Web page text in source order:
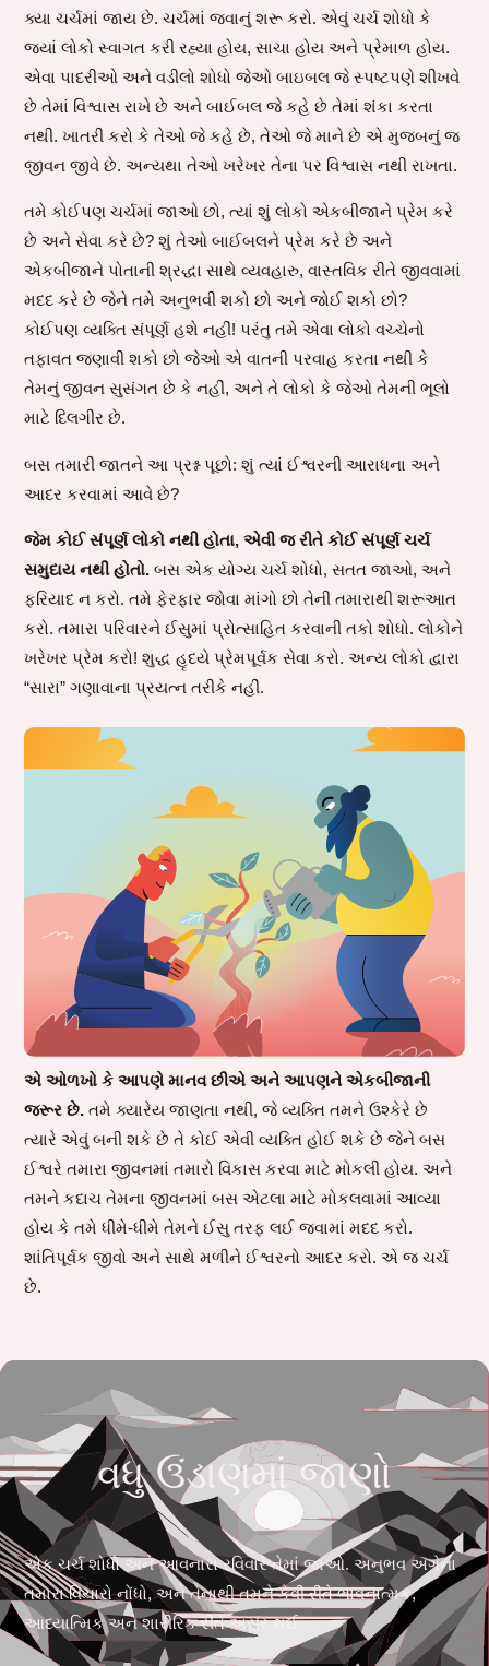
ક્યા ચર્ચમાં જાય છે. ચર્ચમાં જવાનું શરૂ કરો. એવું ચર્ચ શોધો કે
જ્યાં લોકો સ્વાગત કરી રહ્યા હોય, સાચા હોય અને પ્રેમાળ હોય.
એવા પાદરીઓ અને વડીલો શોધો જેઓ બાઇબલ જે સ્પષ્ટપણે શીખવે
છે તેમાં વિશ્વાસ રાખે છે અને બાઈબલ જે કહે છે તેમાં શંકા કરતા
નથી. ખાતરી કરો કે તેઓ જે કહે છે, તેઓ જે માને છે એ મુજબનું જ
જીવન જીવે છે. અન્યથા તેઓ ખરેખર તેના પર વિશ્વાસ નથી રાખતા.
તમે કોઈપણ ચર્ચમાં જાઓ છો, ત્યાં શું લોકો એકબીજાને પ્રેમ કરે
છે અને સેવા કરે છે? શું તેઓ બાઈબલને પ્રેમ કરે છે અને
એકબીજાને પોતાની શ્રદ્ધા સાથે વ્યવહારુ, વાસ્તવિક રીતે જીવવામાં
મદદ કરે છે જેને તમે અનુભવી શકો છો અને જોઈ શકો છો?
કોઈપણ વ્યક્તિ સંપૂર્ણ હશે નહીં! પરંતુ તમે એવા લોકો વચ્ચેનો
તફાવત જણાવી શકો છો જેઓ એ વાતની પરવાહ કરતા નથી કે
તેમનું જીવન સુસંગત છે કે નહીં, અને તે લોકો કે જેઓ તેમની ભૂલો
માટે દિલગીર છે.
બસ તમારી જાતને આ પ્રશ્ન પૂછો: શું ત્યાં ઈશ્વરની આરાધના અને
આદર કરવામાં આવે છે?
જેમ કોઈ સંપૂર્ણ લોકો નથી હોતા, એવી જ રીતે કોઈ સંપૂર્ણ ચર્ચ
સમુદાય નથી હોતો. બસ એક યોગ્ય ચર્ચ શોધો, સતત જાઓ, અને
ફરિયાદ ન કરો. તમે ફેરફાર જોવા માંગો છો તેની તમારાથી શરૂઆત
કરો. તમારા પરિવારને ઈસુમાં પ્રોત્સાહિત કરવાની તકો શોધો. લોકોને
ખરેખર પ્રેમ કરો! શુદ્ધ હૃદયે પ્રેમપૂર્વક સેવા કરો. અન્ય લોકો દ્વારા
“સારા” ગણાવાના પ્રયત્ન તરીકે નહીં.
એ ઓળખો કે આપણે માનવ છીએ અને આપણને એકબીજાની
જરૂર છે. તમે ક્યારેય જાણતા નથી, જે વ્યક્તિ તમને ઉશ્કેરે છે
ત્યારે એવું બની શકે છે તે કોઈ એવી વ્યક્તિ હોઈ શકે છે જેને બસ
ઈશ્વરે તમારા જીવનમાં તમારો વિકાસ કરવા માટે મોકલી હોય. અને
તમને કદાચ તેમના જીવનમાં બસ એટલા માટે મોકલવામાં આવ્યા
હોય કે તમે ધીમે-ધીમે તેમને ઈસુ તરફ લઈ જવામાં મદદ કરો.
શાંતિપૂર્વક જીવો અને સાથે મળીને ઈશ્વરનો આદર કરો. એ જ ચર્ચ
છે.
વધુ ઉંડાણમાં જાણો
એક ચર્ચ શોધો અને આવનારા રવિવારે તેમાં જાઓ. અનુભવ અંગેના
તમારા વિચારો નોંધો, અને તેનાથી તમને કેવી રીતે ભાવનાત્મક,
આધ્યાત્મિક અને શારીરિક રીતે અસર થઈ.